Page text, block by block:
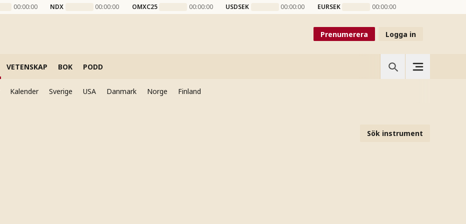
00:00:00 NDX 00:00:00 OMXC25 00:00:00 USDSEK 00:00:00 EURSEK 00:00:00
Prenumerera Logga in
VETENSKAP BOK PODD
Kalender Sverige USA Danmark Norge Finland
Sök instrument